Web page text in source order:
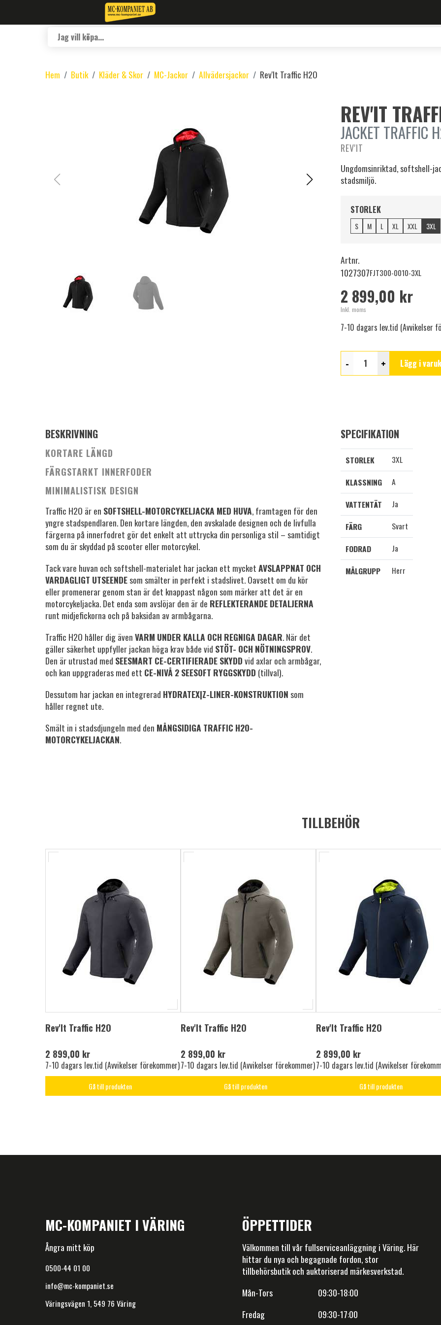
Hem Butik Kläder & Skor MC-Jackor Allvädersjackor Rev'It Traffic H2O
REV'IT
JACKET TRAFFIC
REV'IT
Ungdomsinriktad, softshell-
stadsmiljö.
STORLEK
S M L XL XXL 3XL
Artnr.
1027307FJT300-0010-3XL
2 899,00 kr
Inkl. moms
7-10 dagars lev.tid (Avvikelser
- + Lägg i
BESKRIVNING
KORTARE LÄNGD
FÄRGSTARKT INNERFODER
MINIMALISTISK DESIGN
Traffic H2O är en SOFTSHELL-MOTORCYKELJACKA MED HUVA, framtagen för den
yngre stadspendlaren. Den kortare längden, den avskalade designen och de livfulla
färgerna på innerfodret gör det enkelt att uttrycka din personliga stil – samtidigt
som du är skyddad på scooter eller motorcykel.
Tack vare huvan och softshell-materialet har jackan ett mycketAVSLAPPNAT OCH
VARDAGLIGT UTSEENDEsom smälter in perfekt i stadslivet. Oavsett om du kör
eller promenerar genom stan är det knappast någon som märker att det är en
motorcykeljacka. Det enda som avslöjar den är de REFLEKTERANDE DETALJERNA
runt midjefickorna och på baksidan av armbågarna.
Traffic H2O håller dig ävenVARM UNDER KALLA OCH REGNIGA DAGAR. När det
gäller säkerhet uppfyller jackan höga krav både vid STÖT- OCH NÖTNINGSPROV.
Den är utrustad med SEESMART CE-CERTIFIERADE SKYDDvid axlar och armbågar,
och kan uppgraderas med ett CE-NIVÅ 2 SEESOFT RYGGSKYDD (tillval).
Dessutom har jackan en integrerad HYDRATEX|Z-LINER-KONSTRUKTION som
håller regnet ute.
Smält in i stadsdjungeln med den MÅNGSIDIGA TRAFFIC H2O-
MOTORCYKELJACKAN.
SPECIFIKATION
STORLEK
3XL
KLASSNING
A
VATTENTÄT
Ja
FÄRG
Svart
FODRAD
Ja
MÅLGRUPP
Herr
TILLBEHÖR
Rev'It Traffic H2O
2 899,00 kr
7-10 dagars lev.tid (Avvikelser förekommer)
Gå till produkten
Rev'It Traffic H2O
2 899,00 kr
7-10 dagars lev.tid (Avvikelser förekommer)
Gå till produkten
Rev'It Traffic H2O
2 899,00 kr
7-10 dagars lev.tid (Avvikelser
Gå till produkten
MC-KOMPANIET I VÄRING
Ångra mitt köp
0500-44 01 00
info@mc-kompaniet.se
Väringsvägen 1, 549 76 Väring
ÖPPETTIDER
Välkommen till vår fullserviceanläggning i Väring. Här
hittar du nya och begagnade fordon, stor
tillbehörsbutik och auktoriserad märkesverkstad.
Mån-Tors 09:30-18:00
Fredag 09:30-17:00